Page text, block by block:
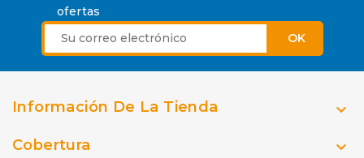
ofertas
Información De La Tienda 
Cobertura 